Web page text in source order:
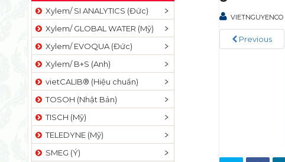
VIETNGUYENCO
Previous
Xylem/ SI ANALYTICS (Đức)
Xylem/ GLOBAL WATER (Mỹ)
Xylem/ EVOQUA (Đức)
Xylem/ B+S (Anh)
vietCALIB® (Hiệu chuẩn)
TOSOH (Nhật Bản)
TISCH (Mỹ)
TELEDYNE (Mỹ)
SMEG (Ý)